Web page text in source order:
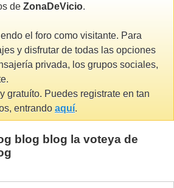
de ZonaDeVicio.
el foro como visitante. Para
y disfrutar de todas las opciones
privada, los grupos sociales,
gratuíto. Puedes registrate en tan
entrando aquí.
blog blog la voteya de